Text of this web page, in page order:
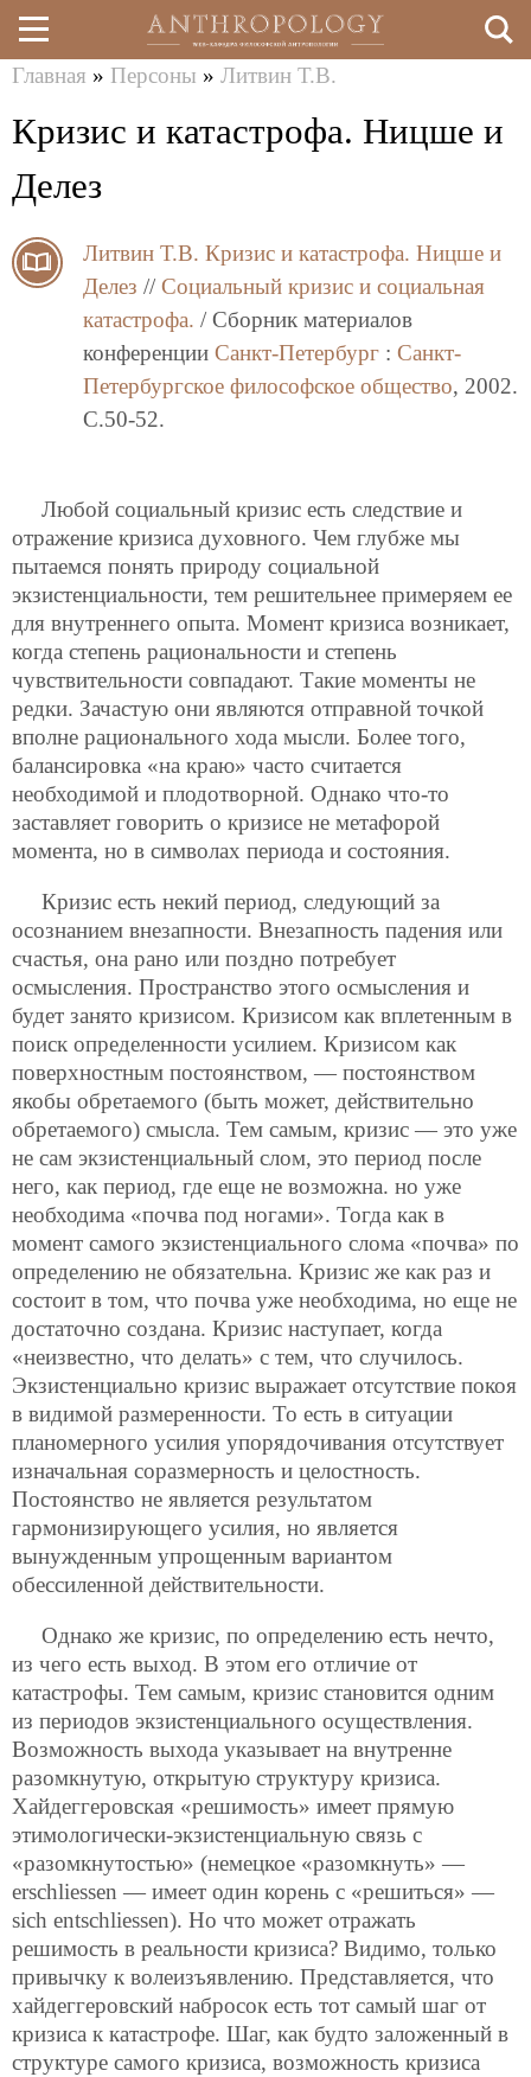
Перейти
к
здесь
Главная » Персоны » Литвин Т.В.
Кризис и катастрофа. Ницше и
Делез
Литвин Т.В. Кризис и катастрофа. Ницше и
Делез // Социальный кризис и социальная
катастрофа. / Сборник материалов
конференции Санкт-Петербург : Санкт-
Петербургское философское общество, 2002.
C.50-52.
Любой социальный кризис есть следствие и
отражение кризиса духовного. Чем глубже мы
пытаемся понять природу социальной
экзистенциальности, тем решительнее примеряем ее
для внутреннего опыта. Момент кризиса возникает,
когда степень рациональности и степень
чувствительности совпадают. Такие моменты не
редки. Зачастую они являются отправной точкой
вполне рационального хода мысли. Более того,
балансировка «на краю» часто считается
необходимой и плодотворной. Однако что-то
заставляет говорить о кризисе не метафорой
момента, но в символах периода и состояния.
Кризис есть некий период, следующий за
осознанием внезапности. Внезапность падения или
счастья, она рано или поздно потребует
осмысления. Пространство этого осмысления и
будет занято кризисом. Кризисом как вплетенным в
поиск определенности усилием. Кризисом как
поверхностным постоянством, — постоянством
якобы обретаемого (быть может, действительно
обретаемого) смысла. Тем самым, кризис — это уже
не сам экзистенциальный слом, это период после
него, как период, где еще не возможна. но уже
необходима «почва под ногами». Тогда как в
момент самого экзистенциального слома «почва» по
определению не обязательна. Кризис же как раз и
состоит в том, что почва уже необходима, но еще не
достаточно создана. Кризис наступает, когда
«неизвестно, что делать» с тем, что случилось.
Экзистенциально кризис выражает отсутствие покоя
в видимой размеренности. То есть в ситуации
планомерного усилия упорядочивания отсутствует
изначальная соразмерность и целостность.
Постоянство не является результатом
гармонизирующего усилия, но является
вынужденным упрощенным вариантом
обессиленной действительности.
Однако же кризис, по определению есть нечто,
из чего есть выход. В этом его отличие от
катастрофы. Тем самым, кризис становится одним
из периодов экзистенциального осуществления.
Возможность выхода указывает на внутренне
разомкнутую, открытую структуру кризиса.
Хайдеггеровская «решимость» имеет прямую
этимологически-экзистенциальную связь с
«разомкнутостью» (немецкое «разомкнуть» —
erschliessen — имеет один корень с «решиться» —
sich entschliessen). Но что может отражать
решимость в реальности кризиса? Видимо, только
привычку к волеизъявлению. Представляется, что
хайдеггеровский набросок есть тот самый шаг от
кризиса к катастрофе. Шаг, как будто заложенный в
структуре самого кризиса, возможность кризиса